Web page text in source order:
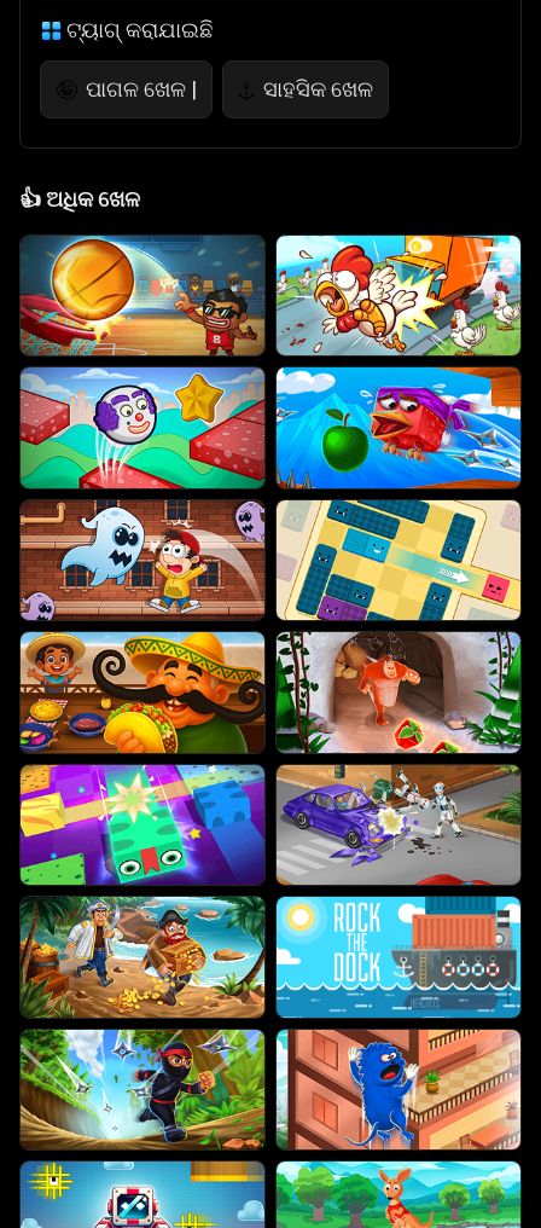
ଟ୍ୟାଗ୍ କରାଯାଇଛି
🤪 ପାଗଳ ଖେଳ | ⚓ ସାହସିକ ଖେଳ
👍ଅଧିକ ଖେଳ